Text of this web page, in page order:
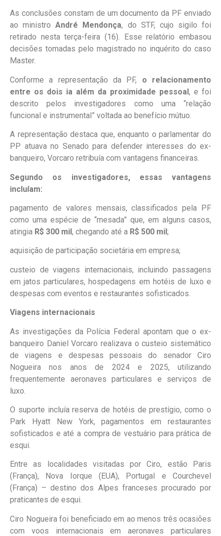
As conclusões constam de um documento da PF enviado
ao ministroAndré Mendonça, do STF, cujo sigilo foi
retirado nesta terça-feira (16). Esse relatório embasou
decisões tomadas pelo magistrado no inquérito do caso
Master.
Conforme a representação da PF, o relacionamento
entre os dois ia além da proximidade pessoal, e foi
descrito pelos investigadores como uma “relação
funcional e instrumental” voltada ao benefício mútuo.
A representação destaca que, enquanto o parlamentar do
PP atuava no Senado para defender interesses do ex-
banqueiro, Vorcaro retribuía com vantagens financeiras.
Segundo os investigadores, essas vantagens
incluíam:
pagamento de valores mensais, classificados pela PF
como uma espécie de “mesada” que, em alguns casos,
atingia R$ 300 mil, chegando até a R$ 500 mil;
aquisição de participação societária em empresa;
custeio de viagens internacionais, incluindo passagens
em jatos particulares, hospedagens em hotéis de luxo e
despesas com eventos e restaurantes sofisticados.
Viagens internacionais
As investigações da Polícia Federal apontam que o ex-
banqueiro Daniel Vorcaro realizava o custeio sistemático
de viagens e despesas pessoais do senador Ciro
Nogueira nos anos de 2024 e 2025, utilizando
frequentemente aeronaves particulares e serviços de
luxo.
O suporte incluía reserva de hotéis de prestígio, como o
Park Hyatt New York, pagamentos em restaurantes
sofisticados e até a compra de vestuário para prática de
esqui.
Entre as localidades visitadas por Ciro, estão Paris
(França), Nova Iorque (EUA), Portugal e Courchevel
(França) – destino dos Alpes franceses procurado por
praticantes de esqui.
Ciro Nogueira foi beneficiado em ao menos três ocasiões
com voos internacionais em aeronaves particulares